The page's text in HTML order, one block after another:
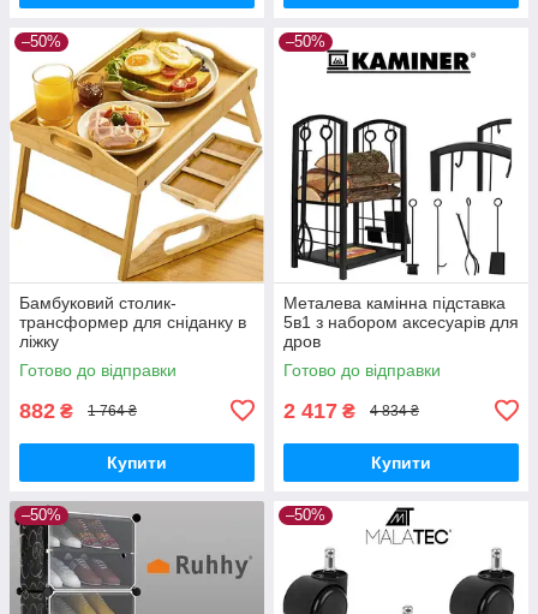
–50%
Бамбуковий столик-
трансформер для сніданку в
ліжку
Готово до відправки
882 ₴ 1 764 ₴
Купити
–50%
Металева камінна підставка
5в1 з набором аксесуарів для
дров
Готово до відправки
2 417 ₴ 4 834 ₴
Купити
–50% –50%